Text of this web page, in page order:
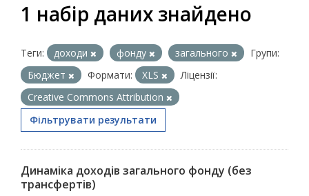
1 набір даних знайдено
Теги: доходи фонду загального
Групи:
Бюджет
Формати: XLS
Ліцензії:
Creative Commons Attribution
Фільтрувати результати
Динаміка доходів загального фонду (без
трансфертів)